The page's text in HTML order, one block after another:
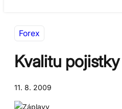
Forex
Kvalitu
11. 8. 2009